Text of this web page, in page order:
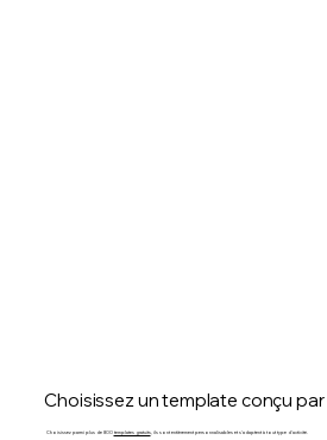
Choisissez un template conçu
Choisissez parmi plus de 800 templates gratuits, ils sont entièrement personnalisables et s'adaptent à tout type d'activité.